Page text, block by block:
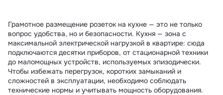
Грамотное размещение розеток на кухне — это не только
вопрос удобства, но и безопасности. Кухня — зона с
максимальной электрической нагрузкой в квартире: сюда
подключаются десятки приборов, от стационарной техники
до маломощных устройств, используемых эпизодически.
Чтобы избежать перегрузок, коротких замыканий и
сложностей в эксплуатации, необходимо соблюдать
технические нормы и учитывать мощность оборудования.